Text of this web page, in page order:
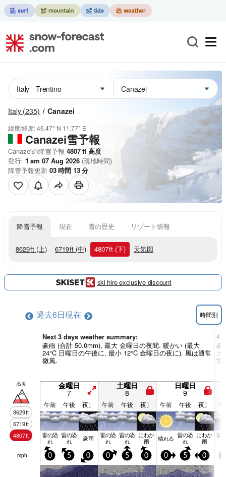
Italy (235) Canazei
緯度/経度:46.47° N 11.77° E
Canazei雪予報
Canazeiの降雪予報 4807ft 高度
発行: 1 am 07 Aug 2026 (現地時間)
降雪予報更新 03時間 13分
降雪予報 現在 雪の歴史 リゾート情報
8629ft (上) 6719ft (中) 4807ft (下) 天気図
ski hire exclusive discount
過去6日現在 時間別
Next 3 days weather summary:
豪雨 (合計 50.0mm), 最大 金曜日の夜間. 暖かい (最大
24°C 日曜日の午後に, 最小 12°C 金曜日の夜に). 風は通常
微風.
4 -
豪
大
常
高度
8629ft
6719ft
4807ft
金曜日
7
土曜日
8
日曜日
9
午前 午後 夜］ 午前 午後 夜］ 午前 午後 夜］ 午
雷の恐
れ
雷の恐
れ 豪雨 雷の恐
れ
雷の恐
れ
にわか
雨 晴れる 雷の恐
れ
にわか
雨
雷
mph 0 5 0 0 5 0 0 5 0